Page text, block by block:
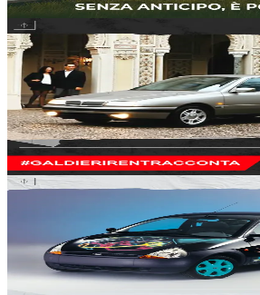
143
Generale
Lancia K 3.0 V6 24V, la
sportivo
#galdieri rent#auto nuive#auto usate
04 ago
3min
191
Generale
Ford Ka, insospettabile
galdieri rent#ford ka#auto nuove, auto
01 ago
2min